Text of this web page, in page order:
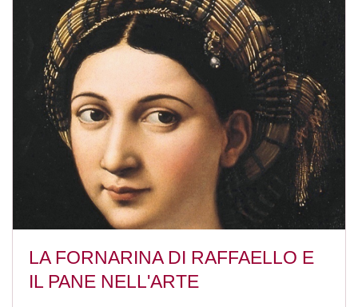
LA FORNARINA DI RAFFAELLO E
IL PANE NELL'ARTE